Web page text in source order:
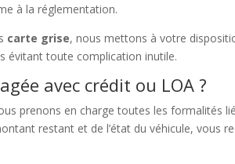
à la réglementation.
carte grise, nous mettons à votre
évitant toute complication inutile.
avec crédit ou LOA ?
prenons en charge toutes les formalités
restant et de l’état du véhicule, vous